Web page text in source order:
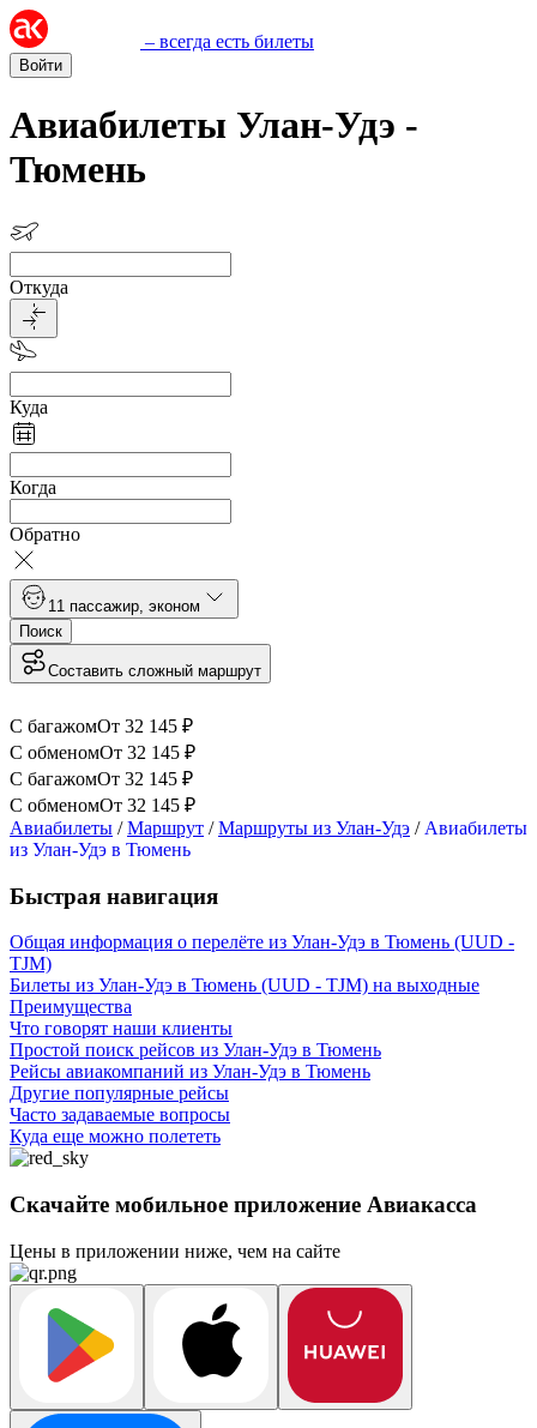
– всегда есть билеты
Войти
Авиабилеты Улан-Удэ -
Тюмень
Откуда
Куда
Когда
Обратно
1 1 пассажир эконом
Поиск
Составить сложный маршрут
С багажомОт 32 145 ₽
С обменомОт 32 145 ₽
С багажомОт 32 145 ₽
С обменомОт 32 145 ₽
Авиабилеты /Маршрут /Маршруты из Улан-Удэ / Авиабилеты
из Улан-Удэ в Тюмень
Быстрая навигация
Общая информация о перелёте из Улан-Удэ в Тюмень (UUD -
TJM)
Билеты из Улан-Удэ в Тюмень (UUD - TJM) на выходные
Преимущества
Что говорят наши клиенты
Простой поиск рейсов из Улан-Удэ в Тюмень
Рейсы авиакомпаний из Улан-Удэ в Тюмень
Другие популярные рейсы
Часто задаваемые вопросы
Куда еще можно полететь
Скачайте мобильное приложение Авиакасса
Цены в приложении ниже, чем на сайте